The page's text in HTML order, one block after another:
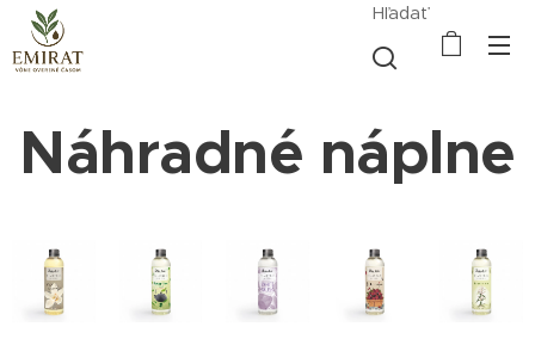
Hľadať
Náhradné náplne